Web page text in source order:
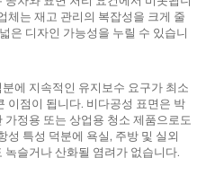
체는 재고 관리의 복잡성을 크게 줄
은 디자인 가능성을 누릴 수 있습니
에 지속적인 유지보수 요구가 최소
이점이 됩니다. 비다공성 표면은 박
정용 또는 상업용 청소 제품으로도
성 특성 덕분에 욕실, 주방 및 실외
슬거나 산화될 염려가 없습니다.